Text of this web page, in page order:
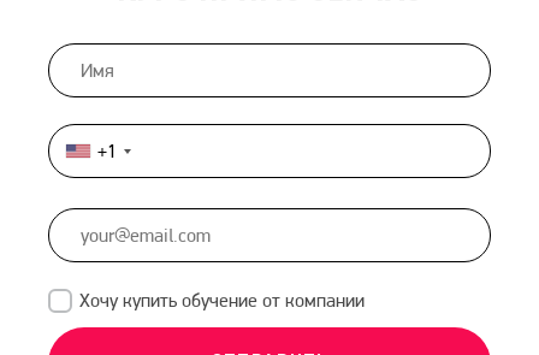
United
States
+1
+1
Хочу купить обучение от компании